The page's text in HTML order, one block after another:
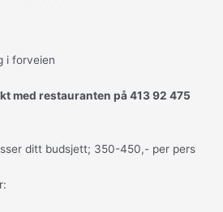
i forveien
med restauranten på 413 92 475
ditt budsjett; 350-450,- per pers